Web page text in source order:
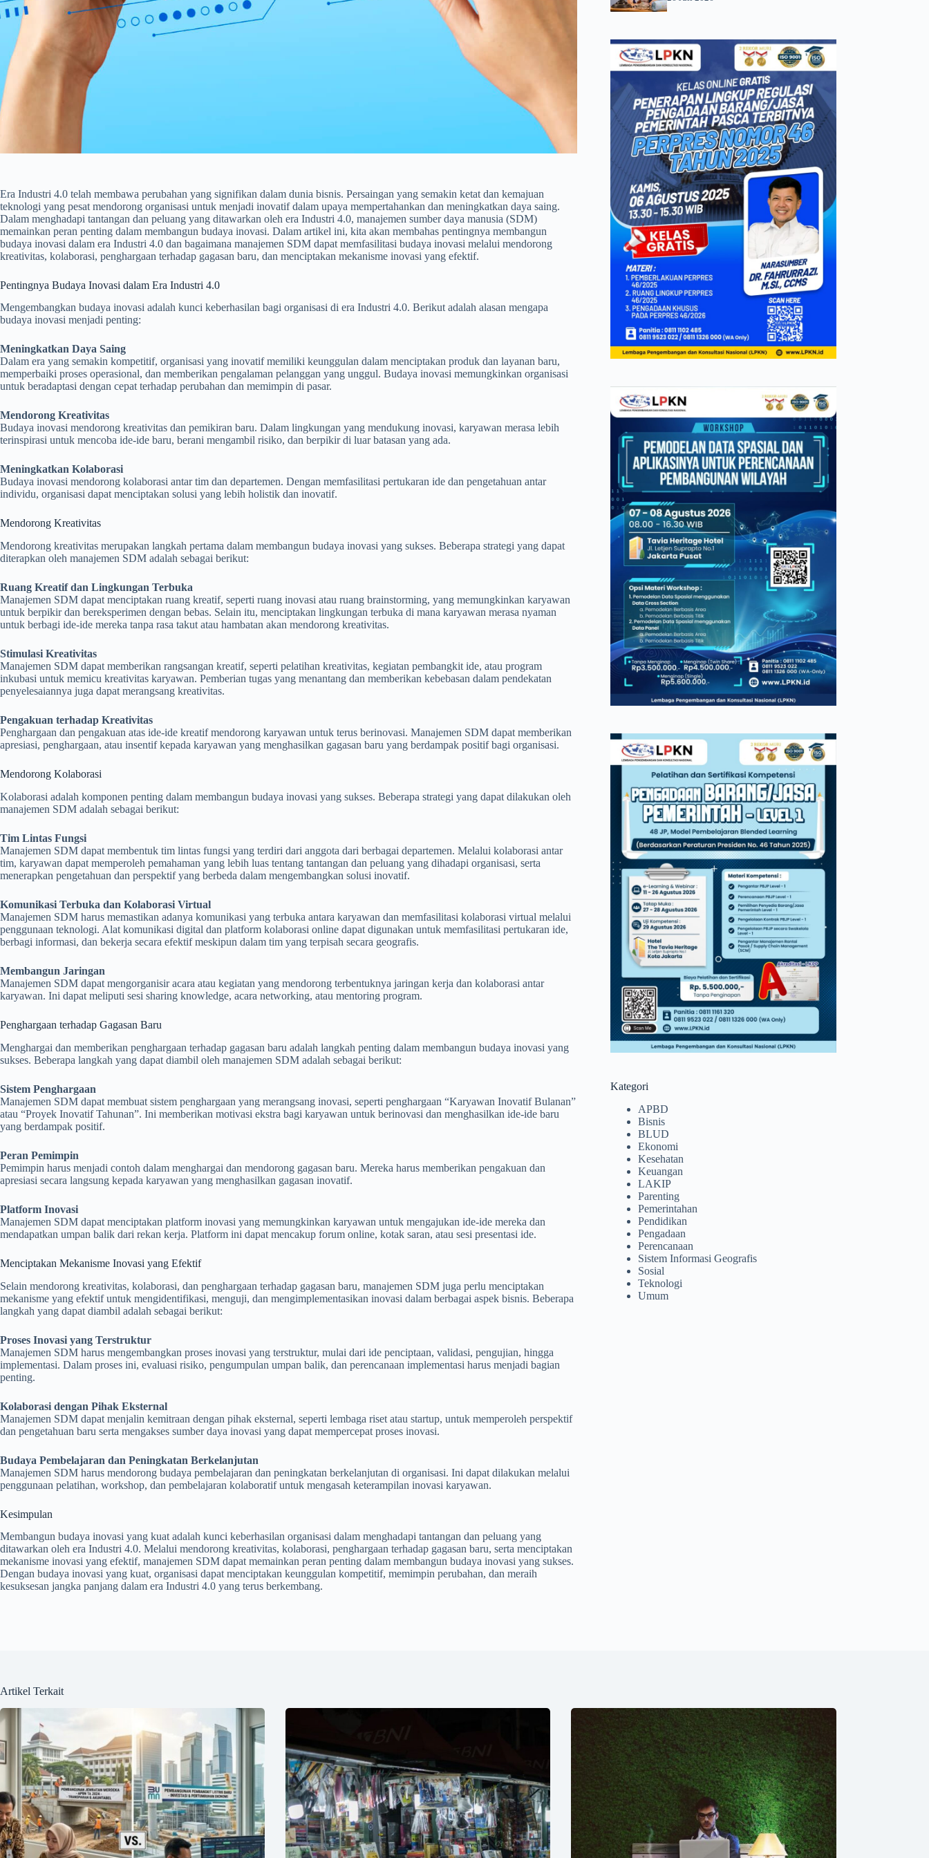
Era Industri 4.0 telah membawa perubahan yang signifikan dalam dunia bisnis. Persaingan yang semakin ketat dan kemajuan
teknologi yang pesat mendorong organisasi untuk menjadi inovatif dalam upaya mempertahankan dan meningkatkan daya saing.
Dalam menghadapi tantangan dan peluang yang ditawarkan oleh era Industri 4.0, manajemen sumber daya manusia (SDM)
memainkan peran penting dalam membangun budaya inovasi. Dalam artikel ini, kita akan membahas pentingnya membangun
budaya inovasi dalam era Industri 4.0 dan bagaimana manajemen SDM dapat memfasilitasi budaya inovasi melalui mendorong
kreativitas, kolaborasi, penghargaan terhadap gagasan baru, dan menciptakan mekanisme inovasi yang efektif.
Pentingnya Budaya Inovasi dalam Era Industri 4.0
Mengembangkan budaya inovasi adalah kunci keberhasilan bagi organisasi di era Industri 4.0. Berikut adalah alasan mengapa
budaya inovasi menjadi penting:
Meningkatkan Daya Saing
Dalam era yang semakin kompetitif, organisasi yang inovatif memiliki keunggulan dalam menciptakan produk dan layanan baru,
memperbaiki proses operasional, dan memberikan pengalaman pelanggan yang unggul. Budaya inovasi memungkinkan organisasi
untuk beradaptasi dengan cepat terhadap perubahan dan memimpin di pasar.
Mendorong Kreativitas
Budaya inovasi mendorong kreativitas dan pemikiran baru. Dalam lingkungan yang mendukung inovasi, karyawan merasa lebih
terinspirasi untuk mencoba ide-ide baru, berani mengambil risiko, dan berpikir di luar batasan yang ada.
Meningkatkan Kolaborasi
Budaya inovasi mendorong kolaborasi antar tim dan departemen. Dengan memfasilitasi pertukaran ide dan pengetahuan antar
individu, organisasi dapat menciptakan solusi yang lebih holistik dan inovatif.
Mendorong Kreativitas
Mendorong kreativitas merupakan langkah pertama dalam membangun budaya inovasi yang sukses. Beberapa strategi yang dapat
diterapkan oleh manajemen SDM adalah sebagai berikut:
Ruang Kreatif dan Lingkungan Terbuka
Manajemen SDM dapat menciptakan ruang kreatif, seperti ruang inovasi atau ruang brainstorming, yang memungkinkan karyawan
untuk berpikir dan bereksperimen dengan bebas. Selain itu, menciptakan lingkungan terbuka di mana karyawan merasa nyaman
untuk berbagi ide-ide mereka tanpa rasa takut atau hambatan akan mendorong kreativitas.
Stimulasi Kreativitas
Manajemen SDM dapat memberikan rangsangan kreatif, seperti pelatihan kreativitas, kegiatan pembangkit ide, atau program
inkubasi untuk memicu kreativitas karyawan. Pemberian tugas yang menantang dan memberikan kebebasan dalam pendekatan
penyelesaiannya juga dapat merangsang kreativitas.
Pengakuan terhadap Kreativitas
Penghargaan dan pengakuan atas ide-ide kreatif mendorong karyawan untuk terus berinovasi. Manajemen SDM dapat memberikan
apresiasi, penghargaan, atau insentif kepada karyawan yang menghasilkan gagasan baru yang berdampak positif bagi organisasi.
Mendorong Kolaborasi
Kolaborasi adalah komponen penting dalam membangun budaya inovasi yang sukses. Beberapa strategi yang dapat dilakukan oleh
manajemen SDM adalah sebagai berikut:
Tim Lintas Fungsi
Manajemen SDM dapat membentuk tim lintas fungsi yang terdiri dari anggota dari berbagai departemen. Melalui kolaborasi antar
tim, karyawan dapat memperoleh pemahaman yang lebih luas tentang tantangan dan peluang yang dihadapi organisasi, serta
menerapkan pengetahuan dan perspektif yang berbeda dalam mengembangkan solusi inovatif.
Komunikasi Terbuka dan Kolaborasi Virtual
Manajemen SDM harus memastikan adanya komunikasi yang terbuka antara karyawan dan memfasilitasi kolaborasi virtual melalui
penggunaan teknologi. Alat komunikasi digital dan platform kolaborasi online dapat digunakan untuk memfasilitasi pertukaran ide,
berbagi informasi, dan bekerja secara efektif meskipun dalam tim yang terpisah secara geografis.
Membangun Jaringan
Manajemen SDM dapat mengorganisir acara atau kegiatan yang mendorong terbentuknya jaringan kerja dan kolaborasi antar
karyawan. Ini dapat meliputi sesi sharing knowledge, acara networking, atau mentoring program.
Penghargaan terhadap Gagasan Baru
Menghargai dan memberikan penghargaan terhadap gagasan baru adalah langkah penting dalam membangun budaya inovasi yang
sukses. Beberapa langkah yang dapat diambil oleh manajemen SDM adalah sebagai berikut:
Sistem Penghargaan
Manajemen SDM dapat membuat sistem penghargaan yang merangsang inovasi, seperti penghargaan “Karyawan Inovatif Bulanan”
atau “Proyek Inovatif Tahunan”. Ini memberikan motivasi ekstra bagi karyawan untuk berinovasi dan menghasilkan ide-ide baru
yang berdampak positif.
Peran Pemimpin
Pemimpin harus menjadi contoh dalam menghargai dan mendorong gagasan baru. Mereka harus memberikan pengakuan dan
apresiasi secara langsung kepada karyawan yang menghasilkan gagasan inovatif.
Platform Inovasi
Manajemen SDM dapat menciptakan platform inovasi yang memungkinkan karyawan untuk mengajukan ide-ide mereka dan
mendapatkan umpan balik dari rekan kerja. Platform ini dapat mencakup forum online, kotak saran, atau sesi presentasi ide.
Menciptakan Mekanisme Inovasi yang Efektif
Selain mendorong kreativitas, kolaborasi, dan penghargaan terhadap gagasan baru, manajemen SDM juga perlu menciptakan
mekanisme yang efektif untuk mengidentifikasi, menguji, dan mengimplementasikan inovasi dalam berbagai aspek bisnis. Beberapa
langkah yang dapat diambil adalah sebagai berikut:
Proses Inovasi yang Terstruktur
Manajemen SDM harus mengembangkan proses inovasi yang terstruktur, mulai dari ide penciptaan, validasi, pengujian, hingga
implementasi. Dalam proses ini, evaluasi risiko, pengumpulan umpan balik, dan perencanaan implementasi harus menjadi bagian
penting.
Kolaborasi dengan Pihak Eksternal
Manajemen SDM dapat menjalin kemitraan dengan pihak eksternal, seperti lembaga riset atau startup, untuk memperoleh perspektif
dan pengetahuan baru serta mengakses sumber daya inovasi yang dapat mempercepat proses inovasi.
Budaya Pembelajaran dan Peningkatan Berkelanjutan
Manajemen SDM harus mendorong budaya pembelajaran dan peningkatan berkelanjutan di organisasi. Ini dapat dilakukan melalui
penggunaan pelatihan, workshop, dan pembelajaran kolaboratif untuk mengasah keterampilan inovasi karyawan.
Kesimpulan
Membangun budaya inovasi yang kuat adalah kunci keberhasilan organisasi dalam menghadapi tantangan dan peluang yang
ditawarkan oleh era Industri 4.0. Melalui mendorong kreativitas, kolaborasi, penghargaan terhadap gagasan baru, serta menciptakan
mekanisme inovasi yang efektif, manajemen SDM dapat memainkan peran penting dalam membangun budaya inovasi yang sukses.
Dengan budaya inovasi yang kuat, organisasi dapat menciptakan keunggulan kompetitif, memimpin perubahan, dan meraih
kesuksesan jangka panjang dalam era Industri 4.0 yang terus berkembang.
Kategori
APBD
Bisnis
BLUD
Ekonomi
Kesehatan
Keuangan
LAKIP
Parenting
Pemerintahan
Pendidikan
Pengadaan
Perencanaan
Sistem Informasi Geografis
Sosial
Teknologi
Umum
Artikel Terkait